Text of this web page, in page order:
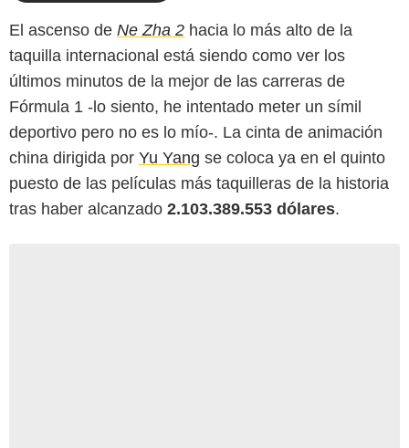
El ascenso de Ne Zha 2 hacia lo más alto de la
taquilla internacional está siendo como ver los
últimos minutos de la mejor de las carreras de
Fórmula 1 -lo siento, he intentado meter un símil
deportivo pero no es lo mío-. La cinta de animación
china dirigida por Yu Yang se coloca ya en el quinto
puesto de las películas más taquilleras de la historia
tras haber alcanzado 2.103.389.553 dólares.